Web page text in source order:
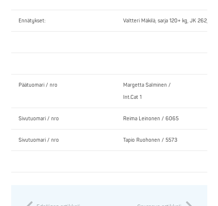
Ennätykset: Valtteri Mäkilä, sarja 120+ kg, JK 262,5
Päätuomari / nro
Margetta Salminen /
Int.Cat 1
Sivutuomari / nro Reima Leinonen / 6065
Sivutuomari / nro Tapio Ruohonen / 5573